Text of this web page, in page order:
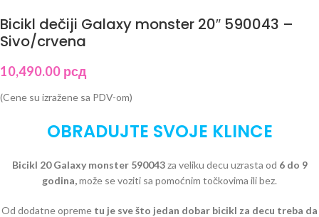
Bicikl dečiji Galaxy monster 20″ 590043 –
Sivo/crvena
10,490.00 рсд
(Cene su izražene sa PDV-om)
OBRADUJTE SVOJE KLINCE
Bicikl 20 Galaxy monster 590043za veliku decu uzrasta od 6 do 9
godina,može se voziti sa pomoćnim točkovima ili bez.
Od dodatne opreme tu je sve što jedan dobar bicikl za decu treba da